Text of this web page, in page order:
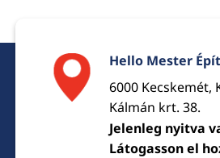
Hello Mester
6000 Kecskemét,
Kálmán krt. 38.
Jelenleg nyitva
Látogasson el